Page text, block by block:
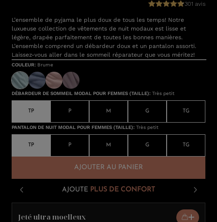
301 avis
L’ensemble de pyjama le plus doux de tous les temps! Notre
luxueuse collection de vêtements de nuit modaux est lisse et
légère, drapée parfaitement de toutes les bonnes manières.
L’ensemble comprend un débardeur doux et un pantalon assorti.
Laissez-vous aller dans le sommeil réparateur que vous méritez!
COULEUR: Brume
DÉBARDEUR DE SOMMEIL MODAL POUR FEMMES (TAILLE): Très petit
TP P M G TG
PANTALON DE NUIT MODAL POUR FEMMES (TAILLE): Très petit
TP P M G TG
AJOUTER AU PANIER
AJOUTE PLUS DE CONFORT
Jeté ultra moelleux